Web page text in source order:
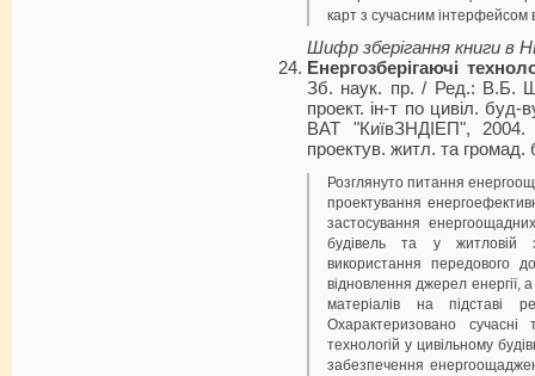
карт з сучасним інтерфейсом
Шифр зберігання книги в
Енергозберігаючі
Зб. наук. пр. / Ред.: В.Б.
проект. ін-т по цивіл.
ВАТ "КиївЗНДІЕП",
проектув. житл. та
Розглянуто питання
проектування
застосування
будівель та у житловій
використання передового
відновлення джерел енергії,
матеріалів на підставі
Охарактеризовано сучасні
технологій у цивільному
забезпечення